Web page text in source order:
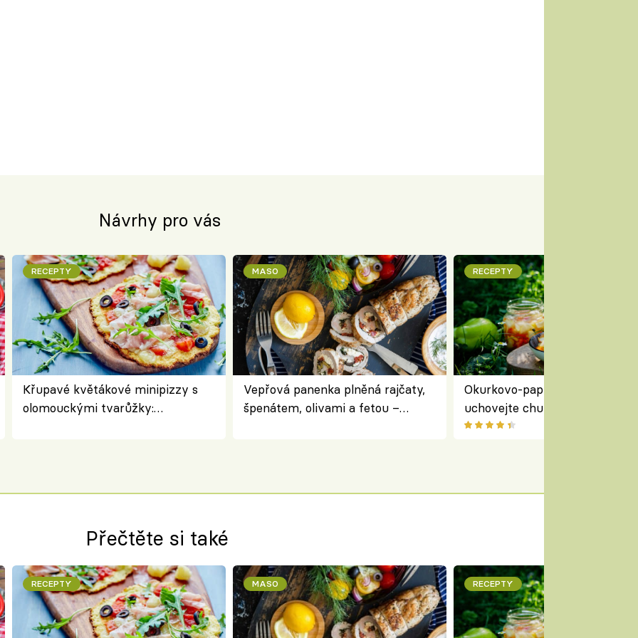
Návrhy pro vás
RECEPTY
Křupavé květákové minipizzy s
olomouckými tvarůžky:
MASO
Vepřová panenka plněná rajčaty,
špenátem, olivami a fetou –
RECEPTY
Okurkovo-papriková čalamáda
uchovejte chuť letní zeleniny
zimu
Přečtěte si také
RECEPTY MASO RECEPTY